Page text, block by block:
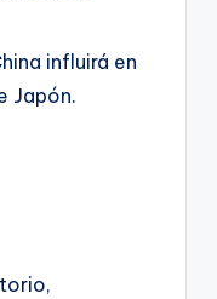
influirá en
Japón.